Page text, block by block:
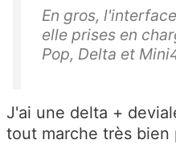
En gros,
elle prises en
Pop, Delta et
J'ai une delta +
tout marche très bien